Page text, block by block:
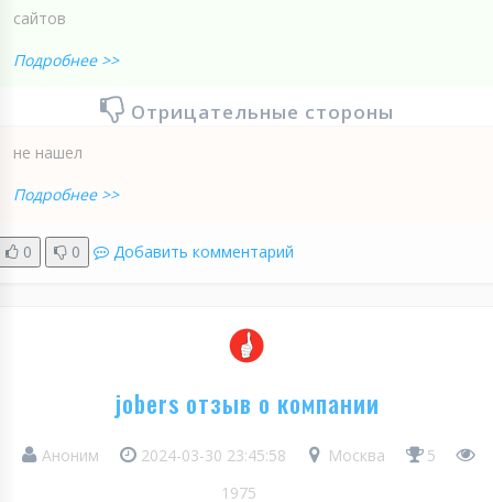
сайтов
Подробнее >>
Отрицательные стороны
не нашел
Подробнее >>
0 0 Добавить комментарий
jobers отзыв о компании
Аноним 2024-03-30 23:45:58 Москва
5
1975